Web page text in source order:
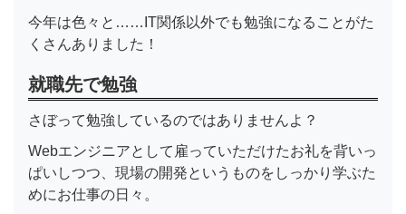
今年は色々と……IT関係以外でも勉強になることがた
くさんありました！
就職先で勉強
さぼって勉強しているのではありませんよ？
Webエンジニアとして雇っていただけたお礼を背いっ
ぱいしつつ、現場の開発というものをしっかり学ぶた
めにお仕事の日々。